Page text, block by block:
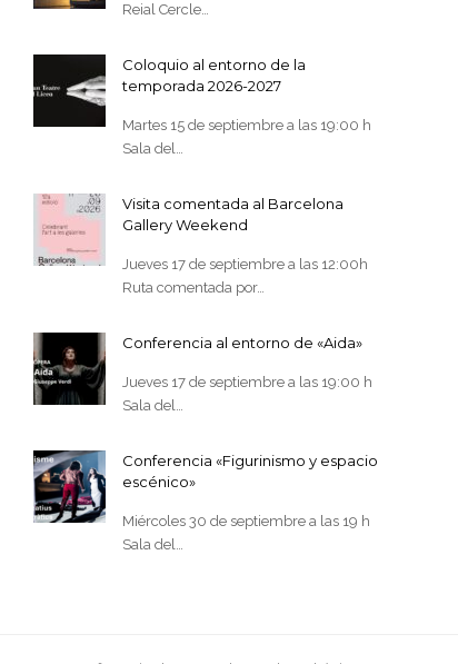
Reial Cercle…
Coloquio al entorno de la
temporada 2026-2027
Martes 15 de septiembre a las 19:00 h
Sala del…
Visita comentada al Barcelona
Gallery Weekend
Jueves 17 de septiembre a las 12:00h
Ruta comentada por…
Conferencia al entorno de «Aida»
Jueves 17 de septiembre a las 19:00 h
Sala del…
Conferencia «Figurinismo y espacio
escénico»
Miércoles 30 de septiembre a las 19 h
Sala del…